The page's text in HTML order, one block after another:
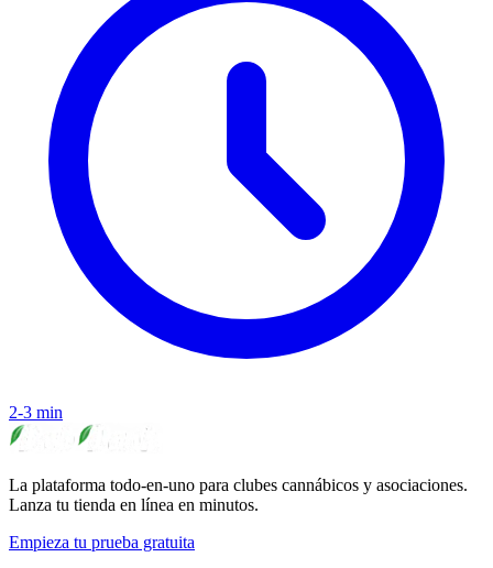
2-3 min
La plataforma todo-en-uno para clubes cannábicos y asociaciones.
Lanza tu tienda en línea en minutos.
Empieza tu prueba gratuita